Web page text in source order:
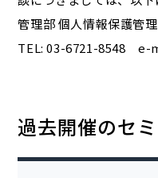
管理部 個人情報保護管
TEL: 03-6721-8548 e-
過去開催のセ